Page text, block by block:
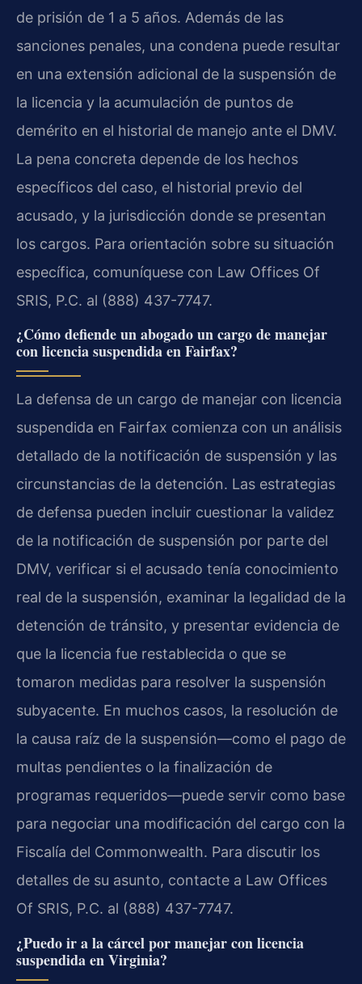
de prisión de 1 a 5 años. Además de las
sanciones penales, una condena puede resultar
en una extensión adicional de la suspensión de
la licencia y la acumulación de puntos de
demérito en el historial de manejo ante el DMV.
La pena concreta depende de los hechos
específicos del caso, el historial previo del
acusado, y la jurisdicción donde se presentan
los cargos. Para orientación sobre su situación
específica, comuníquese con Law Offices Of
SRIS, P.C. al (888) 437-7747.
¿Cómo defiende un abogado un cargo de manejar
con licencia suspendida en Fairfax?
La defensa de un cargo de manejar con licencia
suspendida en Fairfax comienza con un análisis
detallado de la notificación de suspensión y las
circunstancias de la detención. Las estrategias
de defensa pueden incluir cuestionar la validez
de la notificación de suspensión por parte del
DMV, verificar si el acusado tenía conocimiento
real de la suspensión, examinar la legalidad de la
detención de tránsito, y presentar evidencia de
que la licencia fue restablecida o que se
tomaron medidas para resolver la suspensión
subyacente. En muchos casos, la resolución de
la causa raíz de la suspensión—como el pago de
multas pendientes o la finalización de
programas requeridos—puede servir como base
para negociar una modificación del cargo con la
Fiscalía del Commonwealth. Para discutir los
detalles de su asunto, contacte a Law Offices
Of SRIS, P.C. al (888) 437-7747.
¿Puedo ir a la cárcel por manejar con licencia
suspendida en Virginia?